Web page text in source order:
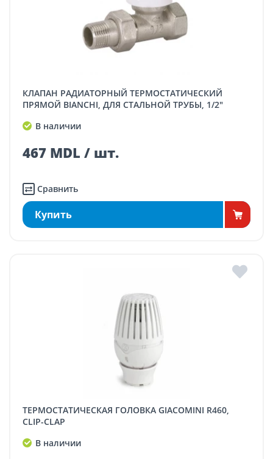
КЛАПАН РАДИАТОРНЫЙ ТЕРМОСТАТИЧЕСКИЙ
ПРЯМОЙ BIANCHI, ДЛЯ СТАЛЬНОЙ ТРУБЫ, 1/2"
В наличии
467 MDL / шт.
Сравнить
Купить
ТЕРМОСТАТИЧЕСКАЯ ГОЛОВКА GIACOMINI R460,
CLIP-CLAP
В наличии